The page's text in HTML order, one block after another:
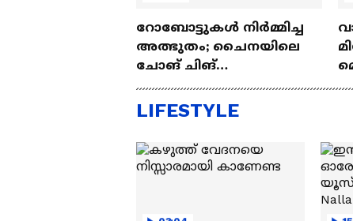
റോബോട്ടുകൾ നിർമ്മിച്ച
അത്ഭുതം; ചൈനയിലെ
ചോങ് ചിങ്
Chongqing Railway Station
LIFESTYLE